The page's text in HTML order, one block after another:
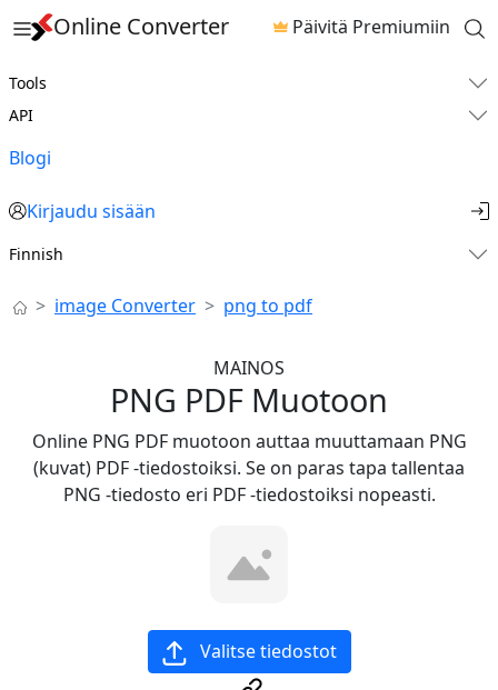
Online Converter Päivitä Premiumiin
Tools
API
Blogi
Kirjaudu sisään
Finnish
image Converter png to pdf
MAINOS
PNG PDF Muotoon
Online PNG PDF muotoon ​auttaa muuttamaan PNG
(kuvat) PDF -tiedostoiksi. Se on paras tapa tallentaa
PNG -tiedosto eri PDF -tiedostoiksi nopeasti.
Valitse tiedostot